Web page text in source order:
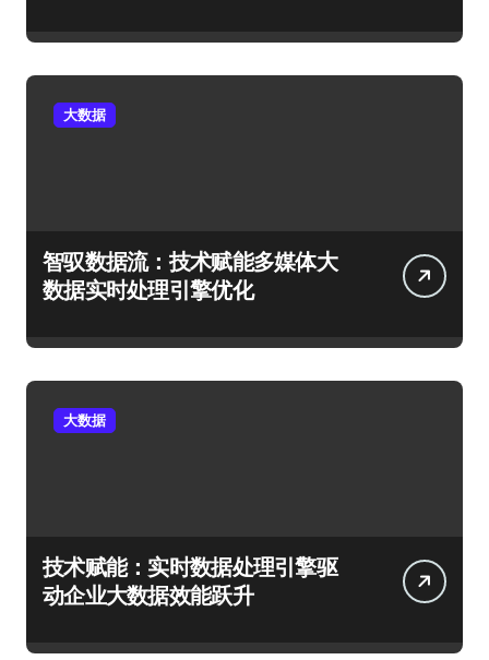
大数据
智驭数据流：技术赋能多媒体大
数据实时处理引擎优化
大数据
技术赋能：实时数据处理引擎驱
动企业大数据效能跃升